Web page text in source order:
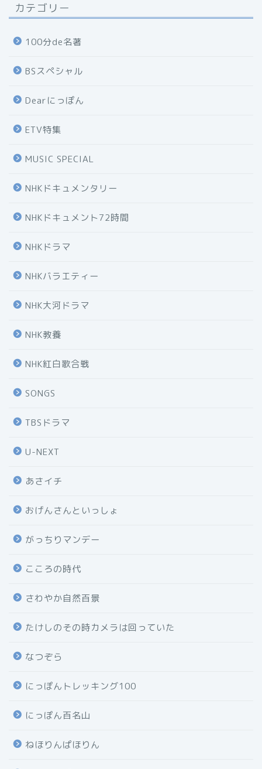
カテゴリー
100分de名著
BSスペシャル
Dearにっぽん
ETV特集
MUSIC SPECIAL
NHKドキュメンタリー
NHKドキュメント72時間
NHKドラマ
NHKバラエティー
NHK大河ドラマ
NHK教養
NHK紅白歌合戦
SONGS
TBSドラマ
U-NEXT
あさイチ
おげんさんといっしょ
がっちりマンデー
こころの時代
さわやか自然百景
たけしのその時カメラは回っていた
なつぞら
にっぽんトレッキング100
にっぽん百名山
ねほりんぱほりん